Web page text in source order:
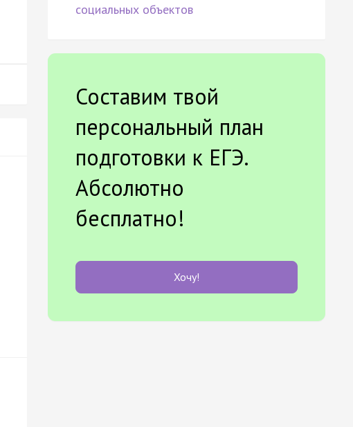
социальных объектов
Составим твой
персональный план
подготовки к ЕГЭ.
Абсолютно
бесплатно!
Хочу!